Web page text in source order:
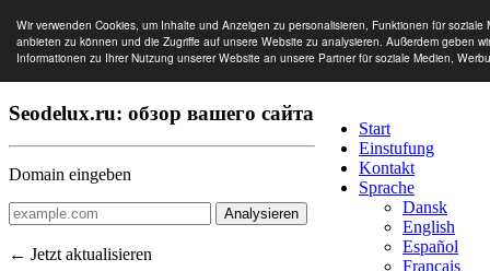
Wir verwenden Cookies, um Inhalte und Anzeigen zu personalisieren, Funktionen für soziale
anbieten zu können und die Zugriffe auf unsere Website zu analysieren. Außerdem geben wir
Informationen zu Ihrer Nutzung unserer Website an unsere Partner für soziale Medien,
Start
Einstufung
Kontakt
Sprache
Dansk
English
Español
Français
Seodelux.ru: обзор вашего сайта
Domain eingeben
Analysieren
← Jetzt aktualisieren